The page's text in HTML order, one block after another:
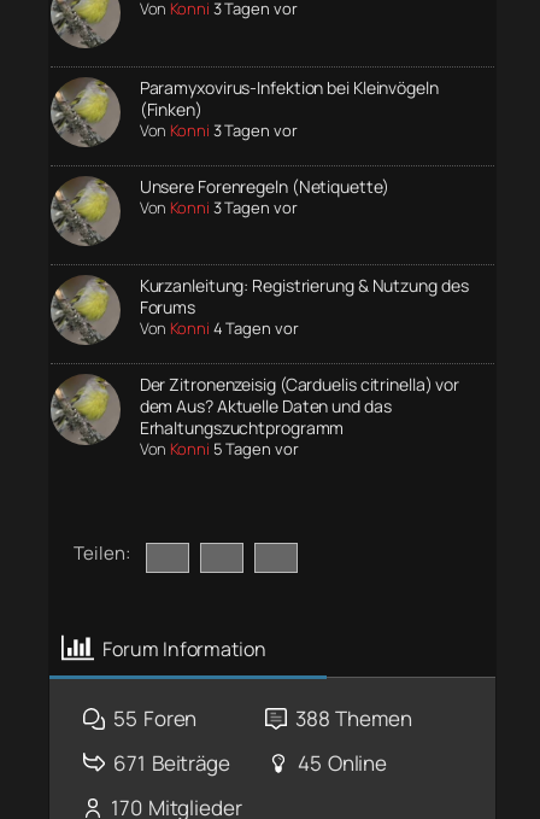
Von Konni 3 Tagen vor
Paramyxovirus-Infektion bei Kleinvögeln
(Finken)
Von Konni 3 Tagen vor
Unsere Forenregeln (Netiquette)
Von Konni 3 Tagen vor
Kurzanleitung: Registrierung & Nutzung des
Forums
Von Konni 4 Tagen vor
Der Zitronenzeisig (Carduelis citrinella) vor
dem Aus? Aktuelle Daten und das
Erhaltungszuchtprogramm
Von Konni 5 Tagen vor
Teilen:
Forum Information
55 Foren 388 Themen
671 Beiträge 45 Online
170 Mitglieder